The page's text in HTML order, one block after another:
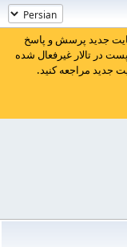
جدید پرسش و پاسخ
در تالار غیرفعال شده
جدید مراجعه کنید.